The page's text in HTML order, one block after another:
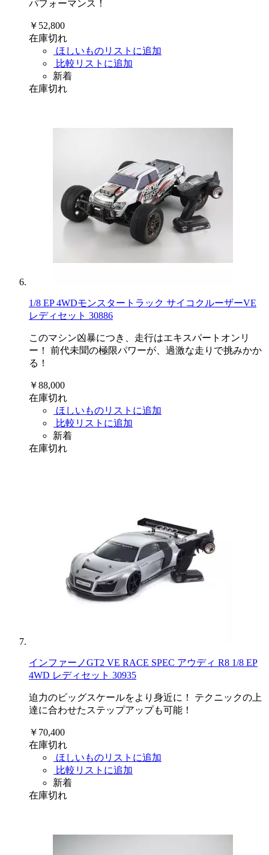
パフォーマンス！
￥52,800
在庫切れ
ほしいものリストに追加
比較リストに追加
新着
在庫切れ
1/8 EP 4WDモンスタートラック サイコクルーザーVE
レディセット 30886
このマシン凶暴につき、走行はエキスパートオンリ
ー！ 前代未聞の極限パワーが、過激な走りで挑みかか
る！
￥88,000
在庫切れ
ほしいものリストに追加
比較リストに追加
新着
在庫切れ
インファーノGT2 VE RACE SPEC アウディ R8 1/8 EP
4WD レディセット 30935
迫力のビッグスケールをより身近に！ テクニックの上
達に合わせたステップアップも可能！
￥70,400
在庫切れ
ほしいものリストに追加
比較リストに追加
新着
在庫切れ